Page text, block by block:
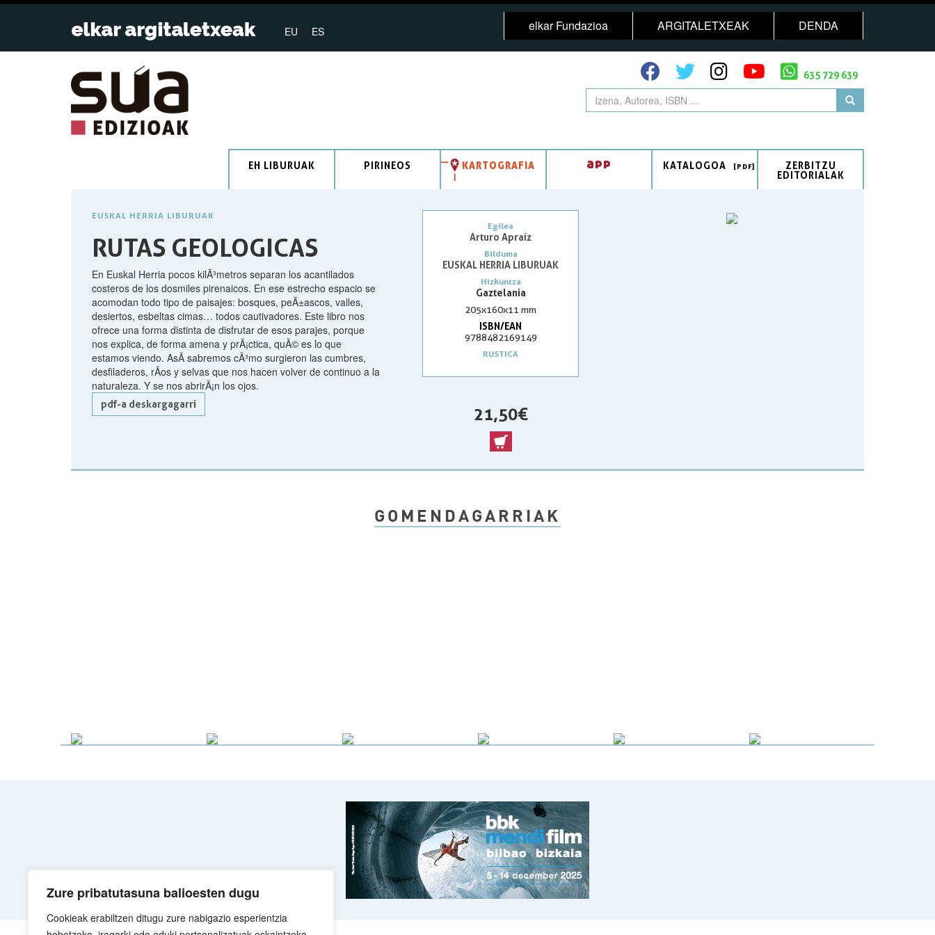
Zure pribatutasuna balioesten dugu
Cookieak erabiltzen ditugu zure nabigazio esperientzia
EU ES elkar Fundazioa ARGITALETXEAK DENDA
635 729 639
EH LIBURUAK PIRINEOS KARTOGRAFIA app KATALOGOA
ZERBITZU
EDITORIALAK
EUSKAL HERRIA LIBURUAK
RUTAS GEOLOGICAS
En Euskal Herria pocos kilÃ³metros separan los acantilados
costeros de los dosmiles pirenaicos. En ese estrecho espacio se
acomodan todo tipo de paisajes: bosques, peÃ±ascos, valles,
desiertos, esbeltas cimas… todos cautivadores. Este libro nos
ofrece una forma distinta de disfrutar de esos parajes, porque
nos explica, de forma amena y prÃ¡ctica, quÃ© es lo que
estamos viendo. AsÃ­ sabremos cÃ³mo surgieron las cumbres,
desfiladeros, rÃ­os y selvas que nos hacen volver de continuo a la
naturaleza. Y se nos abrirÃ¡n los ojos.
pdf-a deskargagarri
Egilea
Arturo Apraiz
Bilduma
EUSKAL HERRIA LIBURUAK
Hizkuntza
Gaztelania
205x160x11 mm
ISBN/EAN
9788482169149
RUSTICA
21,50 €
GOMENDAGARRIAK